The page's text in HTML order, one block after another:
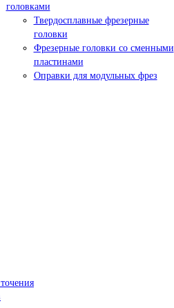
головками
Твердосплавные фрезерные
головки
Фрезерные головки со сменными
пластинами
Оправки для модульных фрез